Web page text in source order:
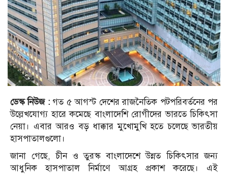
ডেস্ক নিউজ :গত ৫ আগস্ট দেশের রাজনৈতিক পটপরিবর্তনের পর
উল্লেখযোগ্য হারে কমেছে বাংলাদেশি রোগীদের ভারতে চিকিৎসা
নেয়া। এবার আরও বড় ধাক্কার মুখোমুখি হতে চলেছে ভারতীয়
হাসপাতালগুলো।
জানা গেছে, চীন ও তুরস্ক বাংলাদেশে উন্নত চিকিৎসার জন্য
আধুনিক হাসপাতাল নির্মাণে আগ্রহ প্রকাশ করেছে। এই